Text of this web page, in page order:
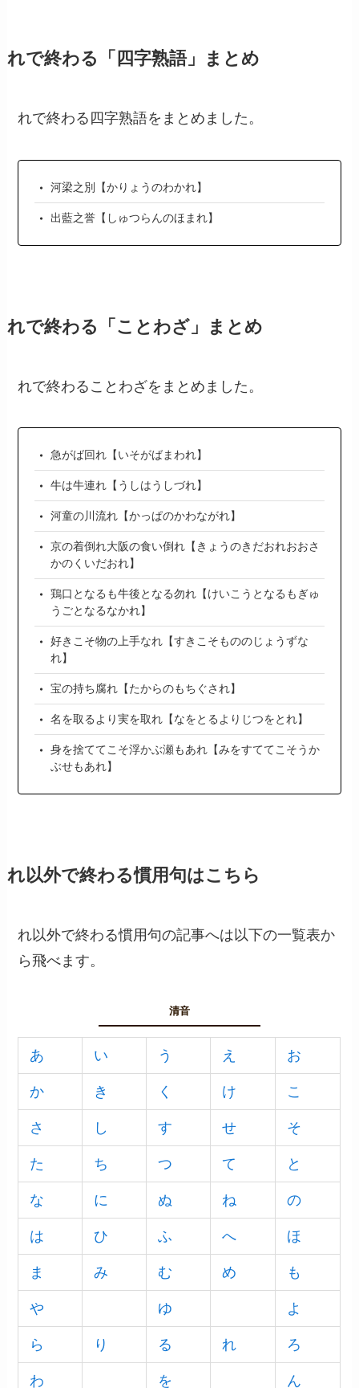
れで終わる「四字熟語」まとめ
れで終わる四字熟語をまとめました。
河梁之別【かりょうのわかれ】
出藍之誉【しゅつらんのほまれ】
れで終わる「ことわざ」まとめ
れで終わることわざをまとめました。
急がば回れ【いそがばまわれ】
牛は牛連れ【うしはうしづれ】
河童の川流れ【かっぱのかわながれ】
京の着倒れ大阪の食い倒れ【きょうのきだおれおおさ
かのくいだおれ】
鶏口となるも牛後となる勿れ【けいこうとなるもぎゅ
うごとなるなかれ】
好きこそ物の上手なれ【すきこそもののじょうずな
れ】
宝の持ち腐れ【たからのもちぐされ】
名を取るより実を取れ【なをとるよりじつをとれ】
身を捨ててこそ浮かぶ瀬もあれ【みをすててこそうか
ぶせもあれ】
れ以外で終わる慣用句はこちら
れ以外で終わる慣用句の記事へは以下の一覧表か
ら飛べます。
清音
あ い う え お
か き く け こ
さ し す せ そ
た ち つ て と
な に ぬ ね の
は ひ ふ へ ほ
ま み む め も
や ゆ よ
ら り る れ ろ
わ を ん